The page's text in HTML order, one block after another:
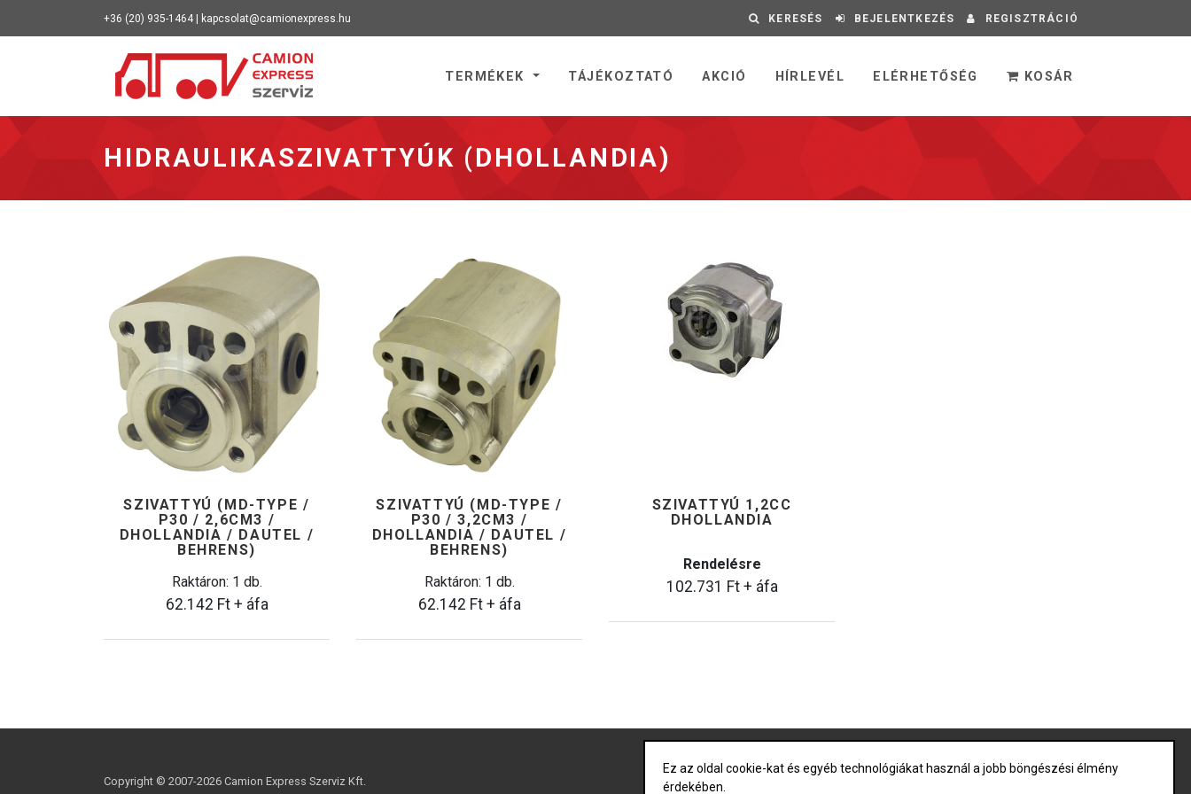
+36 (20) 935-1464 | kapcsolat@camionexpress.hu KERESÉS BEJELENTKEZÉS REGISZTRÁCIÓ
TERMÉKEK TÁJÉKOZTATÓ AKCIÓ HÍRLEVÉL ELÉRHETŐSÉG KOSÁR
HIDRAULIKASZIVATTYÚK (DHOLLANDIA)
SZIVATTYÚ (MD-TYPE /
P30 / 2,6CM3 /
DHOLLANDIA / DAUTEL /
BEHRENS)
Raktáron: 1 db.
62.142 Ft+ áfa
SZIVATTYÚ (MD-TYPE /
P30 / 3,2CM3 /
DHOLLANDIA / DAUTEL /
BEHRENS)
Raktáron: 1 db.
62.142 Ft+ áfa
SZIVATTYÚ 1,2CC
DHOLLANDIA
Rendelésre
102.731 Ft+ áfa
Copyright © 2007-2026 Camion Express Szerviz Kft.
Ez az oldal cookie-kat és egyéb technológiákat használ a jobb böngészési élmény
érdekében.